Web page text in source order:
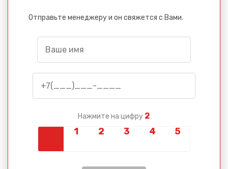
Отправьте менеджеру и он свяжется с Вами.
Нажмите на цифру 2